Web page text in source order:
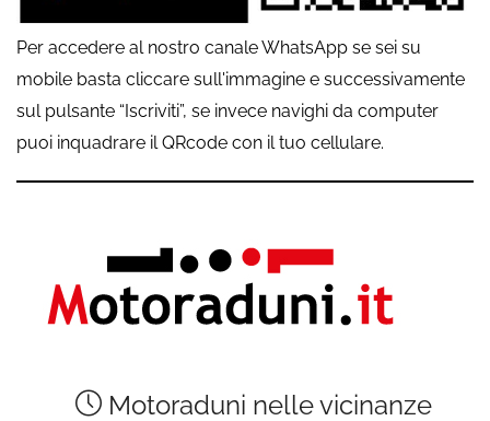
Per accedere al nostro canale WhatsApp se sei su
mobile basta cliccare sull'immagine e successivamente
sul pulsante “Iscriviti”, se invece navighi da computer
puoi inquadrare il QRcode con il tuo cellulare.
Motoraduni nelle vicinanze